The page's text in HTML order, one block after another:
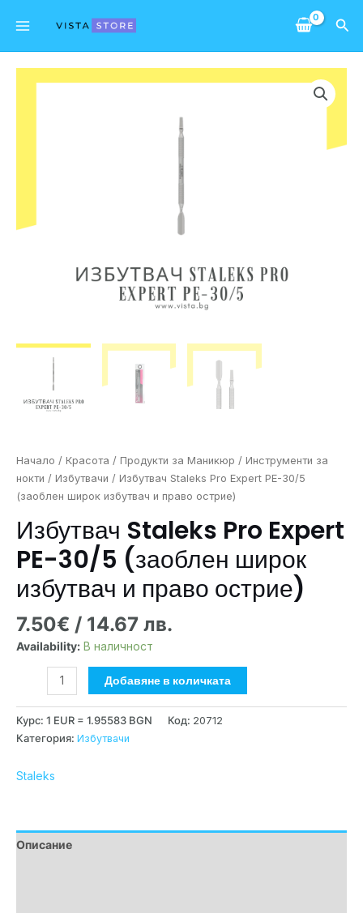
Начало / Красота / Продукти за Маникюр / Инструменти за
нокти / Избутвачи / Избутвач Staleks Pro Expert PE-30/5
(заоблен широк избутвач и право острие)
Избутвач Staleks Pro Expert
PE-30/5 (заоблен широк
избутвач и право острие)
7.50€ / 14.67 лв.
Availability: В наличност
Добавяне в количката
Курс: 1 EUR = 1.95583 BGN Код: 20712
Категория: Избутвачи
Staleks
Описание